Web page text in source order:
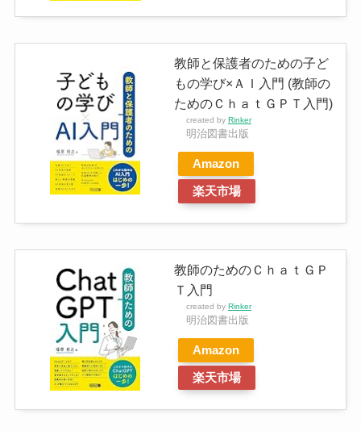
教師と保護者のための子ど
もの学び×ＡＩ入門 (教師の
ためのＣｈａｔＧＰＴ入門)
created by Rinker
明治図書出版
Amazon
楽天市場
教師のためのＣｈａｔＧＰ
Ｔ入門
created by Rinker
明治図書出版
Amazon
楽天市場